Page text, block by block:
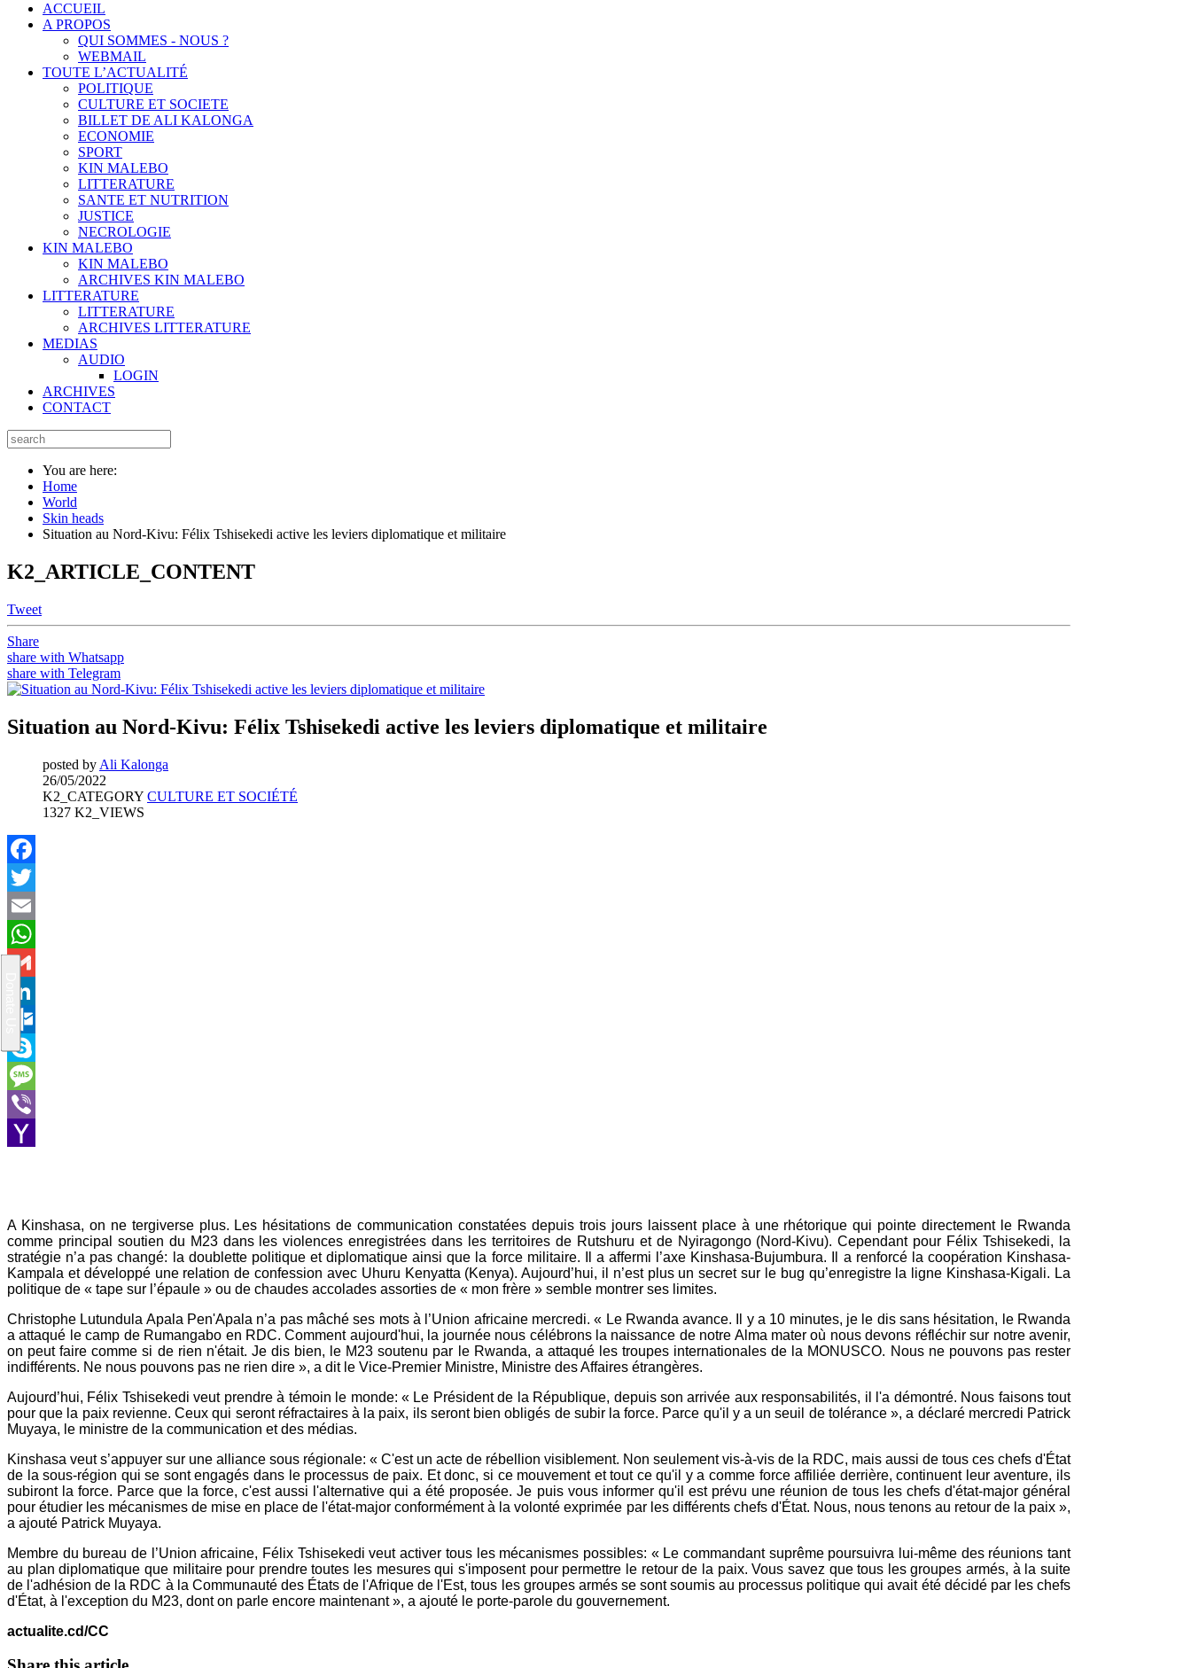
ACCUEIL
A PROPOS
QUI SOMMES - NOUS ?
WEBMAIL
TOUTE L’ACTUALITÉ
POLITIQUE
CULTURE ET SOCIETE
BILLET DE ALI KALONGA
ECONOMIE
SPORT
KIN MALEBO
LITTERATURE
SANTE ET NUTRITION
JUSTICE
NECROLOGIE
KIN MALEBO
KIN MALEBO
ARCHIVES KIN MALEBO
LITTERATURE
LITTERATURE
ARCHIVES LITTERATURE
MEDIAS
AUDIO
LOGIN
ARCHIVES
CONTACT
You are here:
Home
World
Skin heads
Situation au Nord-Kivu: Félix Tshisekedi active les leviers diplomatique et militaire
K2_ARTICLE_CONTENT
Tweet
Share
share with Whatsapp
share with Telegram
Situation au Nord-Kivu: Félix Tshisekedi active les leviers diplomatique et militaire
posted by Ali Kalonga
26/05/2022
K2_CATEGORY CULTURE ET SOCIÉTÉ
1327 K2_VIEWS
Facebook
Twitter
Email
WhatsApp
Gmail
LinkedIn
Outlook.com
Skype
Message
Viber
A Kinshasa, on ne tergiverse plus. Les hésitations de communication constatées depuis trois jours laissent place à une rhétorique qui pointe directement le Rwanda
comme principal soutien du M23 dans les violences enregistrées dans les territoires de Rutshuru et de Nyiragongo (Nord-Kivu). Cependant pour Félix Tshisekedi, la
stratégie n’a pas changé: la doublette politique et diplomatique ainsi que la force militaire. Il a affermi l’axe Kinshasa-Bujumbura. Il a renforcé la coopération Kinshasa-
Kampala et développé une relation de confession avec Uhuru Kenyatta (Kenya). Aujourd’hui, il n’est plus un secret sur le bug qu’enregistre la ligne Kinshasa-Kigali. La
politique de « tape sur l’épaule » ou de chaudes accolades assorties de « mon frère » semble montrer ses limites.
Christophe Lutundula Apala Pen'Apala n’a pas mâché ses mots à l’Union africaine mercredi. « Le Rwanda avance. Il y a 10 minutes, je le dis sans hésitation, le Rwanda
a attaqué le camp de Rumangabo en RDC. Comment aujourd'hui, la journée nous célébrons la naissance de notre Alma mater où nous devons réfléchir sur notre avenir,
on peut faire comme si de rien n'était. Je dis bien, le M23 soutenu par le Rwanda, a attaqué les troupes internationales de la MONUSCO. Nous ne pouvons pas rester
indifférents. Ne nous pouvons pas ne rien dire », a dit le Vice-Premier Ministre, Ministre des Affaires étrangères.
Aujourd’hui, Félix Tshisekedi veut prendre à témoin le monde: « Le Président de la République, depuis son arrivée aux responsabilités, il l'a démontré. Nous faisons tout
pour que la paix revienne. Ceux qui seront réfractaires à la paix, ils seront bien obligés de subir la force. Parce qu'il y a un seuil de tolérance », a déclaré mercredi Patrick
Muyaya, le ministre de la communication et des médias.
Kinshasa veut s’appuyer sur une alliance sous régionale: « C'est un acte de rébellion visiblement. Non seulement vis-à-vis de la RDC, mais aussi de tous ces chefs d'État
de la sous-région qui se sont engagés dans le processus de paix. Et donc, si ce mouvement et tout ce qu'il y a comme force affiliée derrière, continuent leur aventure, ils
subiront la force. Parce que la force, c'est aussi l'alternative qui a été proposée. Je puis vous informer qu'il est prévu une réunion de tous les chefs d'état-major général
pour étudier les mécanismes de mise en place de l'état-major conformément à la volonté exprimée par les différents chefs d'État. Nous, nous tenons au retour de la paix »,
a ajouté Patrick Muyaya.
Membre du bureau de l’Union africaine, Félix Tshisekedi veut activer tous les mécanismes possibles: « Le commandant suprême poursuivra lui-même des réunions tant
au plan diplomatique que militaire pour prendre toutes les mesures qui s'imposent pour permettre le retour de la paix. Vous savez que tous les groupes armés, à la suite
de l'adhésion de la RDC à la Communauté des États de l'Afrique de l'Est, tous les groupes armés se sont soumis au processus politique qui avait été décidé par les chefs
d'État, à l'exception du M23, dont on parle encore maintenant », a ajouté le porte-parole du gouvernement.
actualite.cd/CC